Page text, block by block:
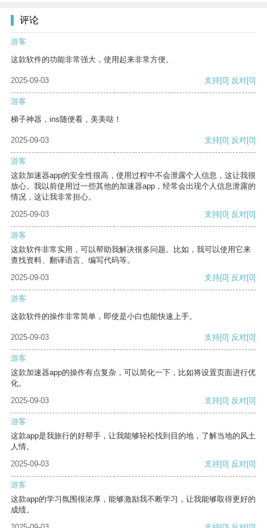
评论
游客
这款软件的功能非常强大，使用起来非常方便。
2025-09-03 支持[0] 反对[0]
游客
梯子神器，ins随便看，美美哒！
2025-09-03 支持[0] 反对[0]
游客
这款加速器app的安全性很高，使用过程中不会泄露个人信息，这让我很
放心。我以前使用过一些其他的加速器app，经常会出现个人信息泄露的
情况，这让我非常担心。
2025-09-03
支持[0] 反对[0]
游客
这款软件非常实用，可以帮助我解决很多问题。比如，我可以使用它来
查找资料、翻译语言、编写代码等。
2025-09-03
支持[0] 反对[0]
游客
这款软件的操作非常简单，即使是小白也能快速上手。
2025-09-03 支持[0] 反对[0]
游客
这款加速器app的操作有点复杂，可以简化一下，比如将设置页面进行优
化。
2025-09-03
支持[0] 反对[0]
游客
这款app是我旅行的好帮手，让我能够轻松找到目的地，了解当地的风土
人情。
2025-09-03
支持[0] 反对[0]
游客
这款app的学习氛围很浓厚，能够激励我不断学习，让我能够取得更好的
成绩。